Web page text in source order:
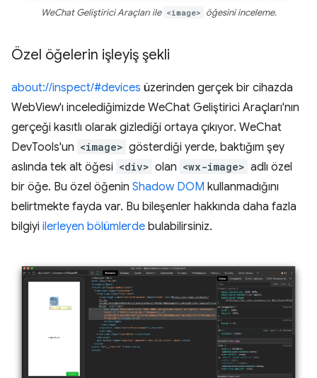
WeChat Geliştirici Araçları ile <image> öğesini inceleme.
Özel öğelerin işleyiş şekli
about://inspect/#devices üzerinden gerçek bir cihazda
WebView'ı incelediğimizde WeChat Geliştirici Araçları'nın
gerçeği kasıtlı olarak gizlediği ortaya çıkıyor. WeChat
DevTools'un <image> gösterdiği yerde, baktığım şey
aslında tek alt öğesi <div> olan <wx-image> adlı özel
bir öğe. Bu özel öğenin Shadow DOM kullanmadığını
belirtmekte fayda var. Bu bileşenler hakkında daha fazla
bilgiyi ilerleyen bölümlerde bulabilirsiniz.